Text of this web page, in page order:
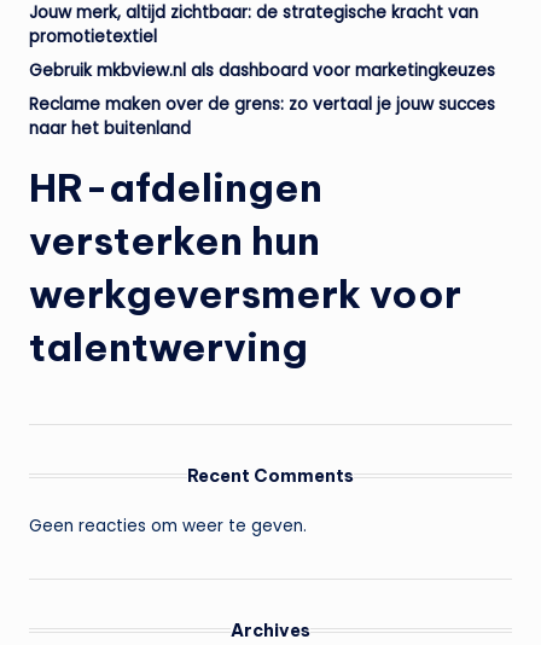
Jouw merk, altijd zichtbaar: de strategische kracht van
promotietextiel
Gebruik mkbview.nl als dashboard voor marketingkeuzes
Reclame maken over de grens: zo vertaal je jouw succes
naar het buitenland
HR-afdelingen
versterken hun
werkgeversmerk voor
talentwerving
Recent Comments
Geen reacties om weer te geven.
Archives